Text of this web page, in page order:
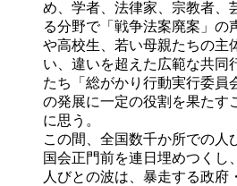
め、学者、法律家、宗教者、
る分野で「戦争法案廃案」の
や高校生、若い母親たちの主
い、違いを超えた広範な共同
たち「総がかり行動実行委員
の発展に一定の役割を果たす
に思う。
この間、全国数千か所での人
国会正門前を連日埋めつくし
人びとの波は、暴走する政府